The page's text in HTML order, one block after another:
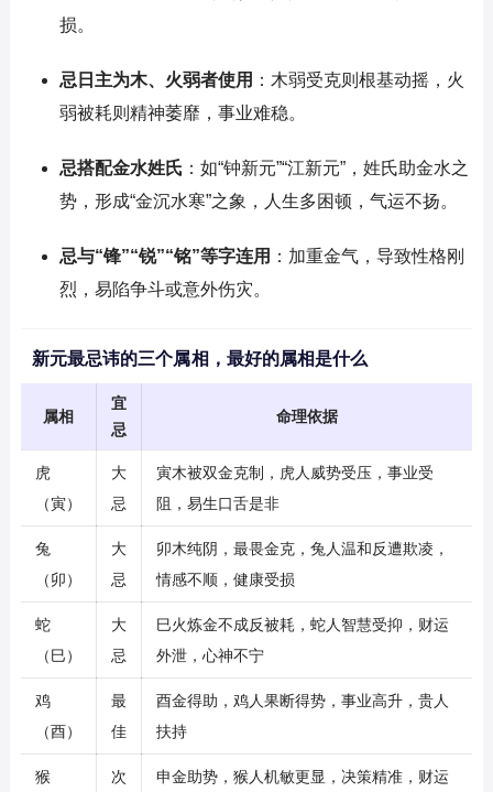
损。
忌日主为木、火弱者使用 ：木弱受克则根基动摇，火
弱被耗则精神萎靡，事业难稳。
忌搭配金水姓氏 ：如“钟新元”“江新元”，姓氏助金水之
势，形成“金沉水寒”之象，人生多困顿，气运不扬。
忌与“锋”“锐”“铭”等字连用 ：加重金气，导致性格刚
烈，易陷争斗或意外伤灾。
新元最忌讳的三个属相，最好的属相是什么
属相
宜
忌
命理依据
虎
（寅）
大
忌
寅木被双金克制，虎人威势受压，事业受
阻，易生口舌是非
兔
（卯）
大
忌
卯木纯阴，最畏金克，兔人温和反遭欺凌，
情感不顺，健康受损
蛇
（巳）
大
忌
巳火炼金不成反被耗，蛇人智慧受抑，财运
外泄，心神不宁
鸡
（酉）
最
佳
酉金得助，鸡人果断得势，事业高升，贵人
扶持
猴
次
申金助势，猴人机敏更显，决策精准，财运